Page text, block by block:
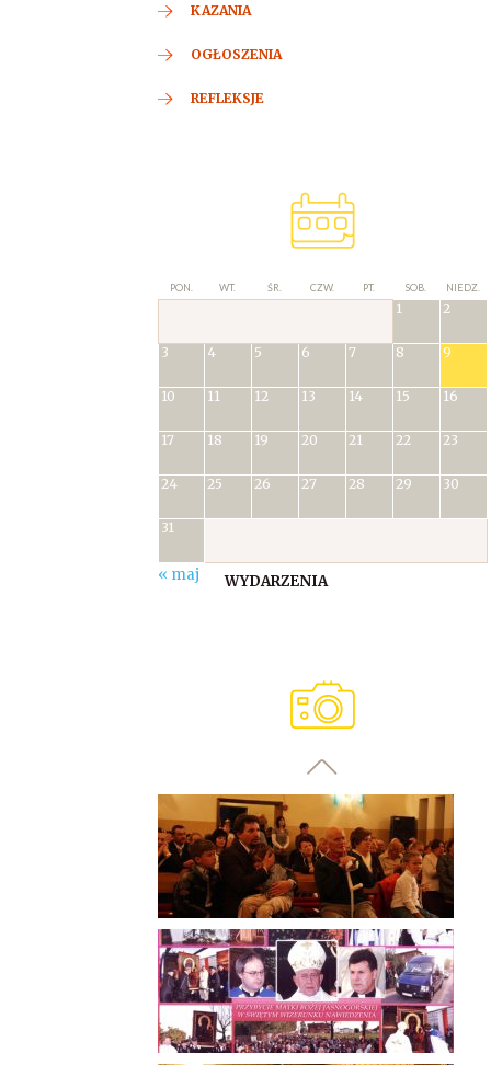
KAZANIA
OGŁOSZENIA
REFLEKSJE
PON. WT. ŚR. CZW. PT. SOB. NIEDZ.
1 2
3 4 5 6 7 8 9
10 11 12 13 14 15 16
17 18 19 20 21 22 23
24 25 26 27 28 29 30
31
« maj WYDARZENIA